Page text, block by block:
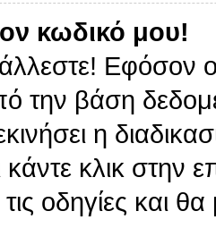
κωδικό μου!
Εφόσον
την βάση
η
κλικ στην
οδηγίες και